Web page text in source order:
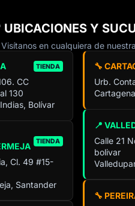
UBICACIONES Y
Visítanos en cualquiera de
TIENDA
CC
130
Bolívar
TIENDA
Cl. 49 #15-
Santander
🔧
Urb.
📍
Calle 21
bolivar
🔧